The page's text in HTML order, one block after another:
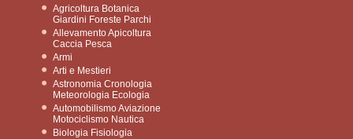
Agricoltura Botanica
Giardini Foreste Parchi
Allevamento Apicoltura
Caccia Pesca
Armi
Arti e Mestieri
Astronomia Cronologia
Meteorologia Ecologia
Automobilismo Aviazione
Motociclismo Nautica
Biologia Fisiologia